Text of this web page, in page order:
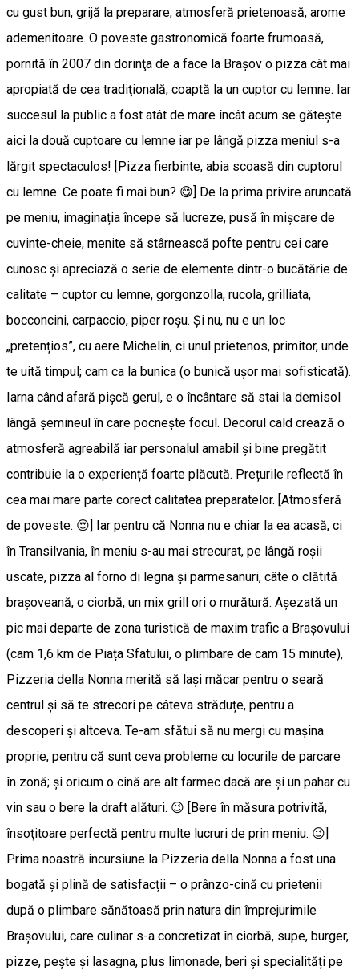
cu gust bun, grijă la preparare, atmosferă prietenoasă, arome
ademenitoare. O poveste gastronomică foarte frumoasă,
pornită în 2007 din dorinţa de a face la Braşov o pizza cât mai
apropiată de cea tradiţională, coaptă la un cuptor cu lemne. Iar
succesul la public a fost atât de mare încât acum se găteşte
aici la două cuptoare cu lemne iar pe lângă pizza meniul s-a
lărgit spectaculos! [Pizza fierbinte, abia scoasă din cuptorul
cu lemne. Ce poate fi mai bun? 😋] De la prima privire aruncată
pe meniu, imaginația începe să lucreze, pusă în mișcare de
cuvinte-cheie, menite să stârnească pofte pentru cei care
cunosc și apreciază o serie de elemente dintr-o bucătărie de
calitate – cuptor cu lemne, gorgonzolla, rucola, grilliata,
bocconcini, carpaccio, piper roșu. Și nu, nu e un loc
„pretențios”, cu aere Michelin, ci unul prietenos, primitor, unde
te uită timpul; cam ca la bunica (o bunică ușor mai sofisticată).
Iarna când afară pișcă gerul, e o încântare să stai la demisol
lângă șemineul în care pocnește focul. Decorul cald crează o
atmosferă agreabilă iar personalul amabil și bine pregătit
contribuie la o experiență foarte plăcută. Prețurile reflectă în
cea mai mare parte corect calitatea preparatelor. [Atmosferă
de poveste. 😍] Iar pentru că Nonna nu e chiar la ea acasă, ci
în Transilvania, în meniu s-au mai strecurat, pe lângă roșii
uscate, pizza al forno di legna și parmesanuri, câte o clătită
brașoveană, o ciorbă, un mix grill ori o murătură. Așezată un
pic mai departe de zona turistică de maxim trafic a Brașovului
(cam 1,6 km de Piața Sfatului, o plimbare de cam 15 minute),
Pizzeria della Nonna merită să lași măcar pentru o seară
centrul și să te strecori pe câteva străduțe, pentru a
descoperi și altceva. Te-am sfătui să nu mergi cu mașina
proprie, pentru că sunt ceva probleme cu locurile de parcare
în zonă; și oricum o cină are alt farmec dacă are și un pahar cu
vin sau o bere la draft alături. 😉 [Bere în măsura potrivită,
însoţitoare perfectă pentru multe lucruri de prin meniu. 😉]
Prima noastră incursiune la Pizzeria della Nonna a fost una
bogată și plină de satisfacții – o prânzo-cină cu prietenii
după o plimbare sănătoasă prin natura din împrejurimile
Brașovului, care culinar s-a concretizat în ciorbă, supe, burger,
pizze, pește și lasagna, plus limonade, beri și specialități pe